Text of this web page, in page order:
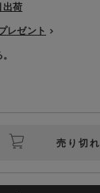
出荷
レゼント
売り切れ